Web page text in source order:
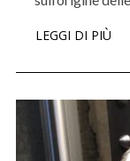
LEGGI DI PIÙ